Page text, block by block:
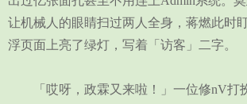
让机械人的眼睛扫过两人全身，蒋燃此时
浮页面上亮了绿灯，写着「访客」二字。
「哎呀，政霖又来啦！」一位修nV打扮